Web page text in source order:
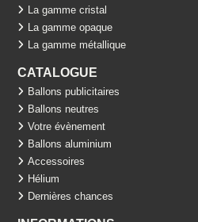
La gamme cristal
La gamme opaque
La gamme métallique
CATALOGUE
Ballons publicitaires
Ballons neutres
Votre évènement
Ballons aluminium
Accessoires
Hélium
Dernières chances